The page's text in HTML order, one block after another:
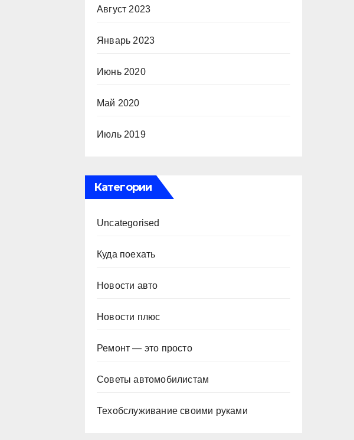
Август 2023
Январь 2023
Июнь 2020
Май 2020
Июль 2019
Категории
Uncategorised
Куда поехать
Новости авто
Новости плюс
Ремонт — это просто
Советы автомобилистам
Техобслуживание своими руками